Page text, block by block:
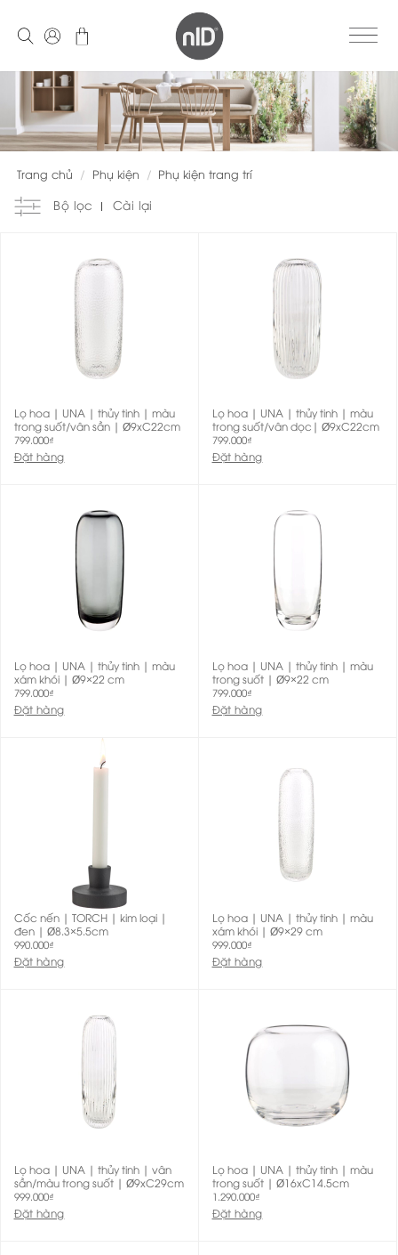
Trang chủ / Phụ kiện / Phụ kiện trang trí
Bộ lọc
Cài lại
Lọ hoa | UNA | thủy tinh | màu
trong suốt/vân sần | Ø9xC22cm
799.000₫
Đặt hàng
Lọ hoa | UNA | thủy tinh | màu
trong suốt/vân dọc| Ø9xC22cm
799.000₫
Đặt hàng
Lọ hoa | UNA | thủy tinh | màu
xám khói | Ø9×22 cm
799.000₫
Đặt hàng
Lọ hoa | UNA | thủy tinh | màu
trong suốt | Ø9×22 cm
799.000₫
Đặt hàng
Cốc nến | TORCH | kim loại |
đen | Ø8.3×5.5cm
990.000₫
Đặt hàng
Lọ hoa | UNA | thủy tinh | màu
xám khói | Ø9×29 cm
999.000₫
Đặt hàng
Lọ hoa | UNA | thủy tinh | vân
sần/màu trong suốt | Ø9xC29cm
999.000₫
Đặt hàng
Lọ hoa | UNA | thủy tinh | màu
trong suốt | Ø16xC14.5cm
1.290.000₫
Đặt hàng